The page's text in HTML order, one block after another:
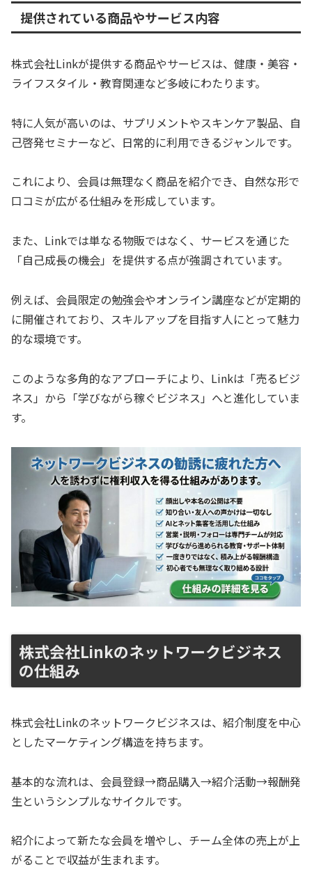
提供されている商品やサービス内容
株式会社Linkが提供する商品やサービスは、健康・美容・
ライフスタイル・教育関連など多岐にわたります。
特に人気が高いのは、サプリメントやスキンケア製品、自
己啓発セミナーなど、日常的に利用できるジャンルです。
これにより、会員は無理なく商品を紹介でき、自然な形で
口コミが広がる仕組みを形成しています。
また、Linkでは単なる物販ではなく、サービスを通じた
「自己成長の機会」を提供する点が強調されています。
例えば、会員限定の勉強会やオンライン講座などが定期的
に開催されており、スキルアップを目指す人にとって魅力
的な環境です。
このような多角的なアプローチにより、Linkは「売るビジ
ネス」から「学びながら稼ぐビジネス」へと進化していま
す。
株式会社Linkのネットワークビジネス
の仕組み
株式会社Linkのネットワークビジネスは、紹介制度を中心
としたマーケティング構造を持ちます。
基本的な流れは、会員登録→商品購入→紹介活動→報酬発
生というシンプルなサイクルです。
紹介によって新たな会員を増やし、チーム全体の売上が上
がることで収益が生まれます。